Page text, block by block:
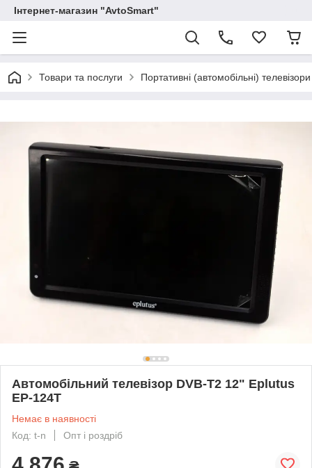
Інтернет-магазин "AvtoSmart"
Товари та послуги Портативні (автомобільні) телевізори
Автомобільний телевізор DVB-T2 12" Eplutus
EP-124T
Немає в наявності
Код: t-n
Опт і роздріб